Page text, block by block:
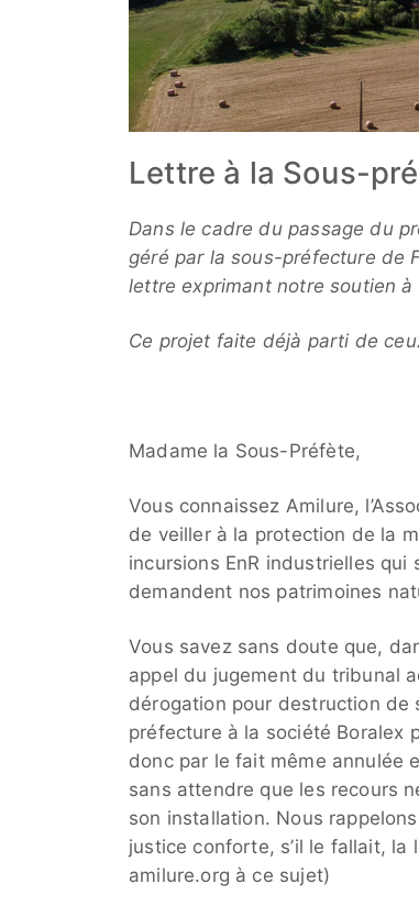
Lettre à la Sous-
Dans le cadre du passage du
géré par la sous-préfecture de
lettre exprimant notre soutien à
Ce projet faite déjà parti de
Madame la Sous-Préfète,
Vous connaissez Amilure,
de veiller à la protection de la
incursions EnR industrielles
demandent nos patrimoines
Vous savez sans doute que,
appel du jugement du tribunal
dérogation pour destruction de
préfecture à la société Boralex
donc par le fait même annulée
sans attendre que les recours
son installation. Nous
justice conforte, s’il le fallait,
amilure.org à ce sujet)